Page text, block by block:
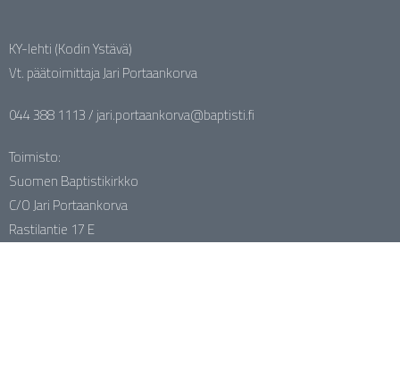
KY-lehti (Kodin Ystävä)
Vt. päätoimittaja Jari Portaankorva
044 388 1113 / jari.portaankorva@baptisti.fi
Toimisto:
Suomen Baptistikirkko
C/O Jari Portaankorva
Rastilantie 17 E